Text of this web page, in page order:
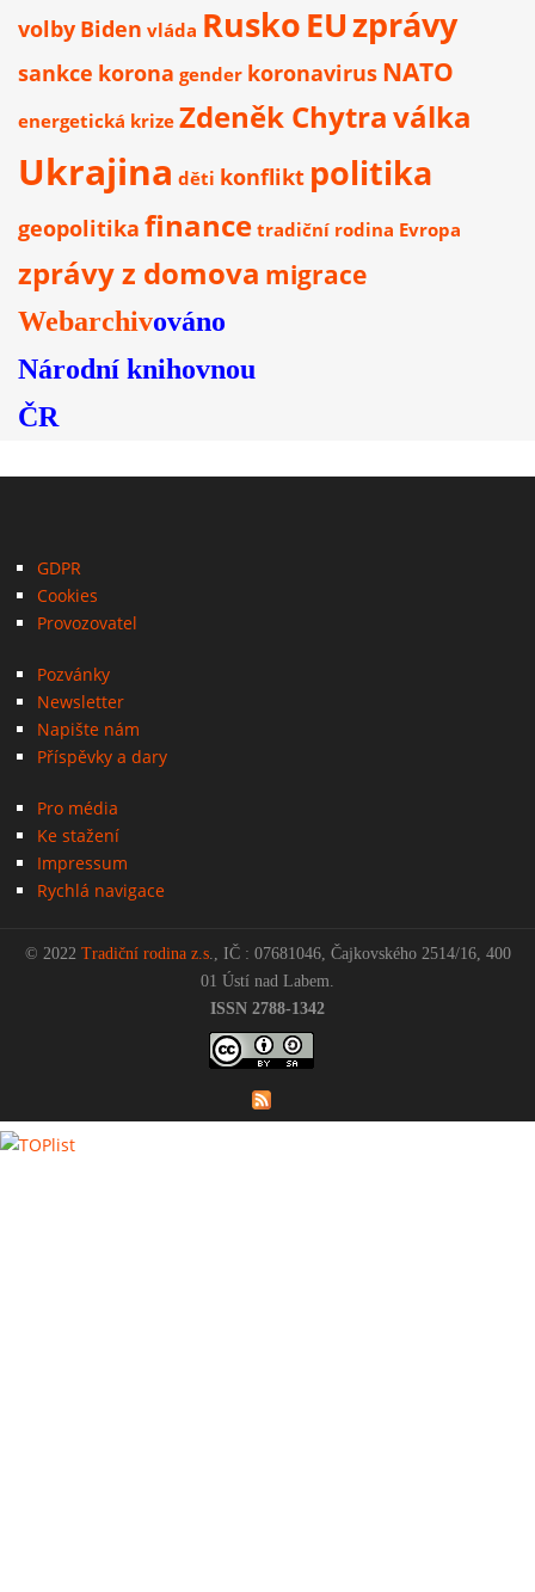
volby Biden vláda RuskoEUzprávy
sankce korona gender koronavirus NATO
energetická krize Zdeněk Chytraválka
Ukrajina děti konflikt politika
geopolitika finance tradiční rodina Evropa
zprávy z domova migrace
Webarchivováno
Národní knihovnou
ČR
GDPR
Cookies
Provozovatel
Pozvánky
Newsletter
Napište nám
Příspěvky a dary
Pro média
Ke stažení
Impressum
Rychlá navigace
© 2022 Tradiční rodina z.s., IČ : 07681046, Čajkovského 2514/16, 400
01 Ústí nad Labem.
ISSN 2788-1342